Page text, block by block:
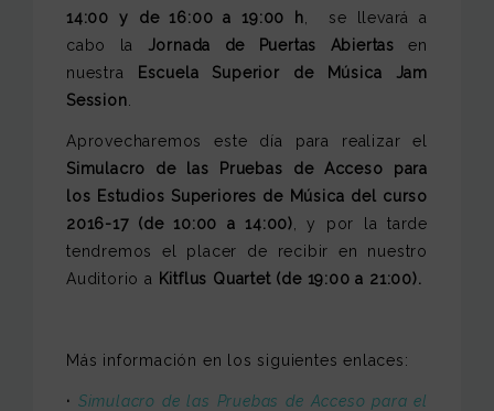
14:00 y de 16:00 a 19:00 h , se llevará a
cabo la Jornada de Puertas Abiertas en
nuestra
Escuela Superior de Música Jam
Session
Aprovecharemos este día para realizar el
Simulacro de las Pruebas de Acceso para
los Estudios Superiores de Música del curso
2016-17 (de 10:00 a 14:00) , y por la tarde
tendremos el placer de recibir en nuestro
Auditorio a Kitflus Quartet (de 19:00 a 21:00).
Más información en los siguientes enlaces:
· Simulacro de las Pruebas de Acceso para el